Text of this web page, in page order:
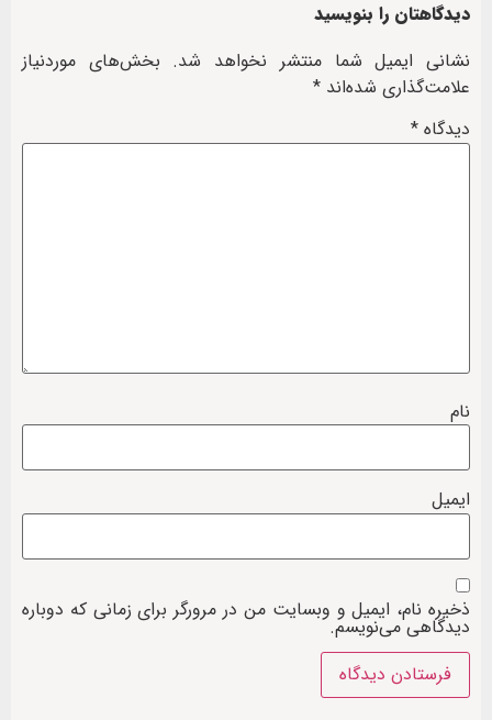
دیدگاهتان را بنویسید
نشانی ایمیل شما منتشر نخواهد شد. بخش‌های موردنیاز
علامت‌گذاری شده‌اند *
دیدگاه *
نام
ایمیل
ذخیره نام، ایمیل و وبسایت من در مرورگر برای زمانی که دوباره
دیدگاهی می‌نویسم.